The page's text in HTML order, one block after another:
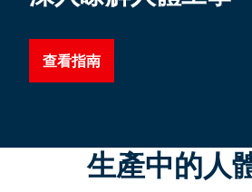
查看指南
生產中的人